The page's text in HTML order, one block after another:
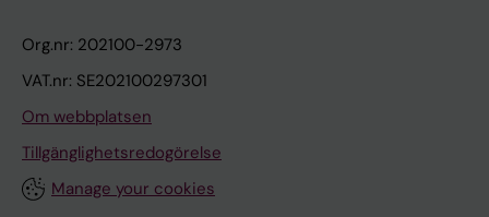
Org.nr: 202100-2973
VAT.nr: SE202100297301
Om webbplatsen
Tillgänglighetsredogörelse
Manage your cookies